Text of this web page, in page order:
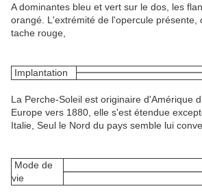
A dominantes bleu et vert sur le dos, les
orangé. L'extrémité de l'opercule présente,
tache rouge,
Implantation
La Perche-Soleil est originaire d'Amérique
Europe vers 1880, elle s'est étendue
Italie, Seul le Nord du pays semble lui
Mode de
vie